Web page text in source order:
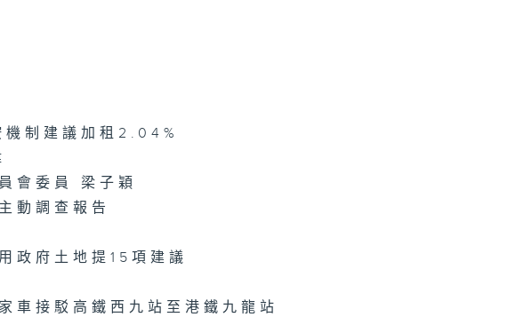
日
千禧年代 7月28
機制建議加租2.04%
會委員 梁子穎
動調查報告
政府土地提15項建議
車接駁高鐵西九站至港鐵九龍站